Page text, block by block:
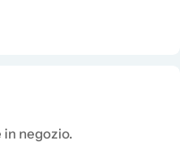
negozio.